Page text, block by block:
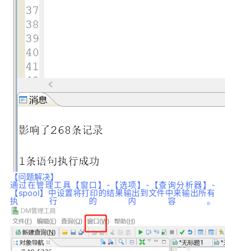
【问题解决】
通过在管理工具【窗口】-【选项】-【查询分析器】-
【spool】中设置将打印的结果输出到文件中来输出所有
执行的内容。